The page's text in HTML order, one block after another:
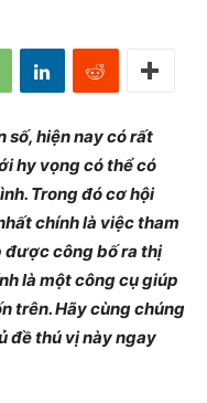
số, hiện nay có rất
hy vọng có thể có
Trong đó cơ hội
chính là việc tham
được công bố ra thị
là một công cụ giúp
trên. Hãy cùng chúng
đề thú vị này ngay